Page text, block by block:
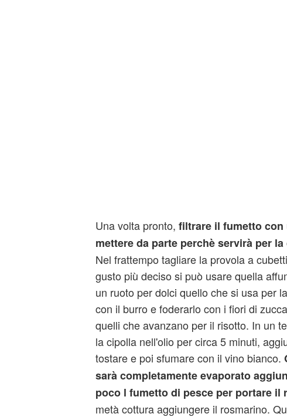
Una volta pronto, filtrare il fumetto con
mettere da parte perchè servirà per
Nel frattempo tagliare la provola a
gusto più deciso si può usare quella
un ruoto per dolci quello che si usa per
con il burro e foderarlo con i fiori di
quelli che avanzano per il risotto. In un
la cipolla nell'olio per circa 5 minuti,
tostare e poi sfumare con il vino bianco.
sarà completamente evaporato
poco l fumetto di pesce per portare il
metà cottura aggiungere il rosmarino.